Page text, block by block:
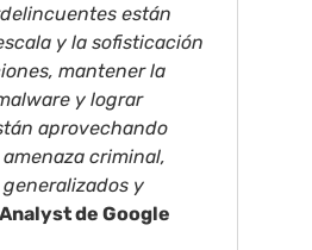
están
y la sofisticación
mantener la
y lograr
aprovechando
criminal,
y
de Google